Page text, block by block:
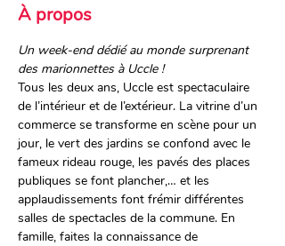
À propos
Un week-end dédié au monde surprenant
des marionnettes à Uccle !
Tous les deux ans, Uccle est spectaculaire
de l’intérieur et de l’extérieur. La vitrine d’un
commerce se transforme en scène pour un
jour, le vert des jardins se confond avec le
fameux rideau rouge, les pavés des places
publiques se font plancher,… et les
applaudissements font frémir différentes
salles de spectacles de la commune. En
famille, faites la connaissance de